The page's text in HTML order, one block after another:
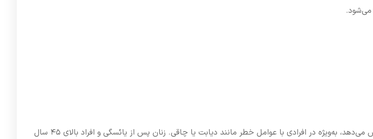
می‌شود.
مطالعات نشان می‌دهند که کلسترول LDL بالا خطر بیماری قلبی را تا ۲ برابر افزایش می‌دهد، به‌ویژه در افرادی با عوامل خطر مانند دیابت یا چاقی. زنان پس از یائسگی و افراد بالای ۴۵ سال